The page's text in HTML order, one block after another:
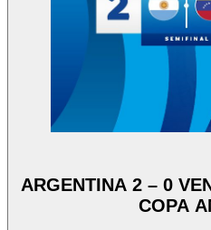
ARGENTINA 2 – 0
COPA